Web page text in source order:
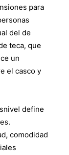
para
del de
teca, que
un
el casco y
define
comodidad